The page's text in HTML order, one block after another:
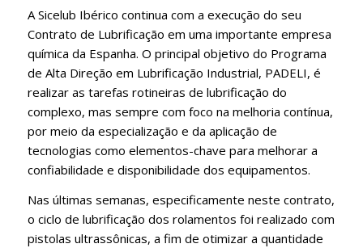
A Sicelub Ibérico continua com a execução do seu
Contrato de Lubrificação em uma importante empresa
química da Espanha. O principal objetivo do Programa
de Alta Direção em Lubrificação Industrial, PADELI, é
realizar as tarefas rotineiras de lubrificação do
complexo, mas sempre com foco na melhoria contínua,
por meio da especialização e da aplicação de
tecnologias como elementos-chave para melhorar a
confiabilidade e disponibilidade dos equipamentos.
Nas últimas semanas, especificamente neste contrato,
o ciclo de lubrificação dos rolamentos foi realizado com
pistolas ultrassônicas, a fim de otimizar a quantidade